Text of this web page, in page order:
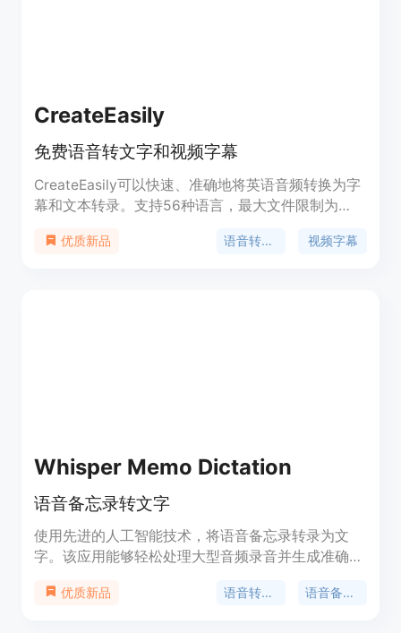
CreateEasily
免费语音转文字和视频字幕
CreateEasily可以快速、准确地将英语音频转换为字
幕和文本转录。支持56种语言，最大文件限制为
优质新品 语音转文字 视频字幕
Whisper Memo Dictation
语音备忘录转文字
使用先进的人工智能技术，将语音备忘录转录为文
字。该应用能够轻松处理大型音频录音并生成准确的
免费功能包括：轻松录制和转录音频文件、无需互联
优质新品 语音转文字 语音备忘录